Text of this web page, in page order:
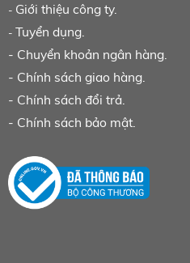
- Giới thiệu công ty.
- Tuyển dụng.
- Chuyển khoản ngân hàng.
- Chính sách giao hàng.
- Chính sách đổi trả.
- Chính sách bảo mật.